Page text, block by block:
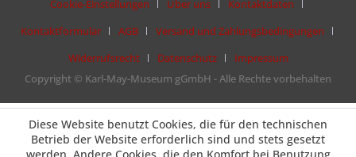
Cookie-Einstellungen Über uns
Kontaktdaten
Kontaktformular
AGB
Versand und Zahlungsbedingungen
Widerrufsrecht
Datenschutz
Impressum
Copyright © Karl-May-Museum gGmbH - Alle Rechte vorbehalten
Diese Website benutzt Cookies, die für den technischen
Betrieb der Website erforderlich sind und stets gesetzt